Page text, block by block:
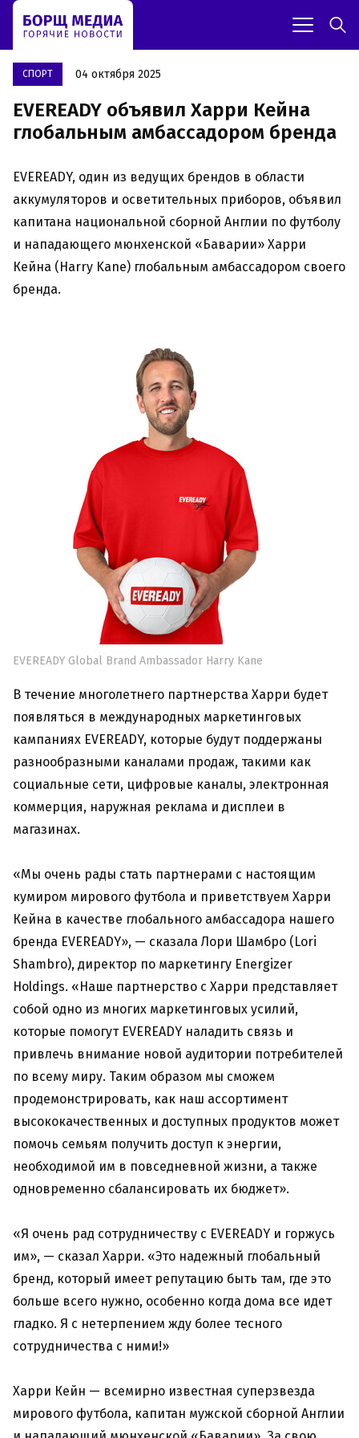
СПОРТ 04 октября 2025
EVEREADY объявил Харри Кейна
глобальным амбассадором бренда
EVEREADY, один из ведущих брендов в области
аккумуляторов и осветительных приборов, объявил
капитана национальной сборной Англии по футболу
и нападающего мюнхенской «Баварии» Харри
Кейна (Harry Kane) глобальным амбассадором своего
бренда.
EVEREADY Global Brand Ambassador Harry Kane
В течение многолетнего партнерства Харри будет
появляться в международных маркетинговых
кампаниях EVEREADY, которые будут поддержаны
разнообразными каналами продаж, такими как
социальные сети, цифровые каналы, электронная
коммерция, наружная реклама и дисплеи в
магазинах.
«Мы очень рады стать партнерами с настоящим
кумиром мирового футбола и приветствуем Харри
Кейна в качестве глобального амбассадора нашего
бренда EVEREADY», — сказала Лори Шамбро (Lori
Shambro), директор по маркетингу Energizer
Holdings. «Наше партнерство с Харри представляет
собой одно из многих маркетинговых усилий,
которые помогут EVEREADY наладить связь и
привлечь внимание новой аудитории потребителей
по всему миру. Таким образом мы сможем
продемонстрировать, как наш ассортимент
высококачественных и доступных продуктов может
помочь семьям получить доступ к энергии,
необходимой им в повседневной жизни, а также
одновременно сбалансировать их бюджет».
«Я очень рад сотрудничеству с EVEREADY и горжусь
им», — сказал Харри. «Это надежный глобальный
бренд, который имеет репутацию быть там, где это
больше всего нужно, особенно когда дома все идет
гладко. Я с нетерпением жду более тесного
сотрудничества с ними!»
Харри Кейн — всемирно известная суперзвезда
мирового футбола, капитан мужской сборной Англии